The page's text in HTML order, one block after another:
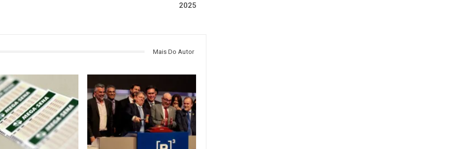
2025
Mais Do Autor